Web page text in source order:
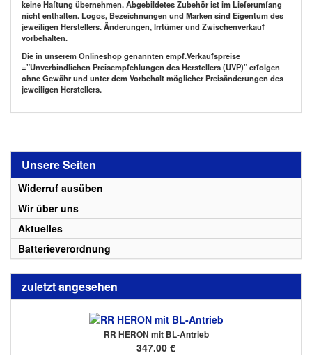
keine Haftung übernehmen. Abgebildetes Zubehör ist im Lieferumfang
nicht enthalten. Logos, Bezeichnungen und Marken sind Eigentum des
jeweiligen Herstellers. Änderungen, Irrtümer und Zwischenverkauf
vorbehalten.
Die in unserem Onlineshop genannten empf.Verkaufspreise
="Unverbindlichen Preisempfehlungen des Herstellers (UVP)" erfolgen
ohne Gewähr und unter dem Vorbehalt möglicher Preisänderungen des
jeweiligen Herstellers.
Unsere Seiten
Widerruf ausüben
Wir über uns
Aktuelles
Batterieverordnung
zuletzt angesehen
RR HERON mit BL-Antrieb
347.00 €